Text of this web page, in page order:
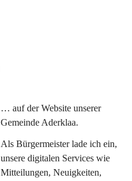
… auf der Website unserer
Gemeinde Aderklaa.
Als Bürgermeister lade ich ein,
unsere digitalen Services wie
Mitteilungen, Neuigkeiten,